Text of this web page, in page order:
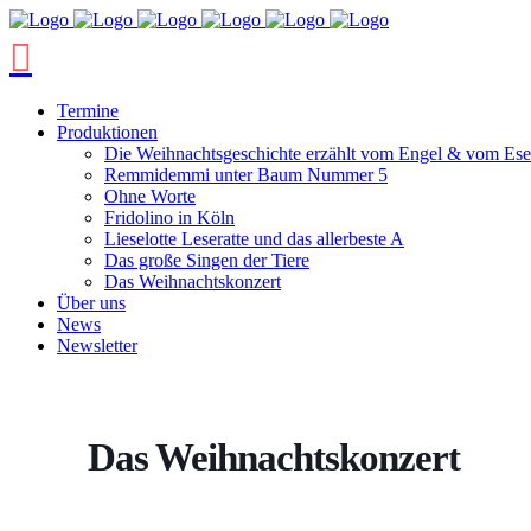
Termine
Produktionen
Die Weihnachtsgeschichte erzählt vom Engel & vom
Remmidemmi unter Baum Nummer 5
Ohne Worte
Fridolino in Köln
Lieselotte Leseratte und das allerbeste A
Das große Singen der Tiere
Das Weihnachtskonzert
Über uns
News
Newsletter
Das Weihnachtskonzert